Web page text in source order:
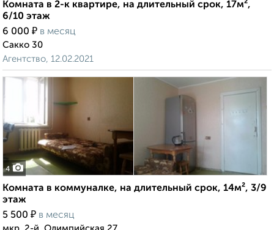
Комната в 2-к квартире, на длительный срок, 17м²,
6/10 этаж
6 000 ₽ в месяц
Сакко 30
Агентство, 12.02.2021
4
Комната в коммуналке, на длительный срок, 14м², 3/9
этаж
5 500 ₽ в месяц